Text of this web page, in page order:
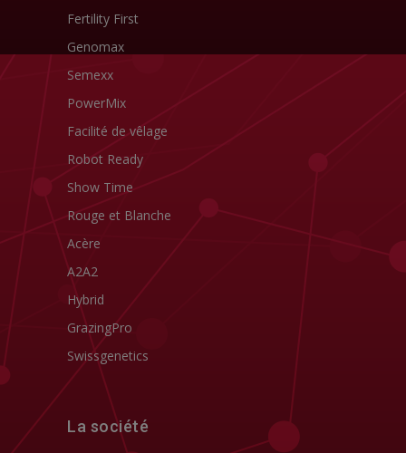
Fertility First
Genomax
Semexx
PowerMix
Facilité de vêlage
Robot Ready
Show Time
Rouge et Blanche
Acère
A2A2
Hybrid
GrazingPro
Swissgenetics
La société